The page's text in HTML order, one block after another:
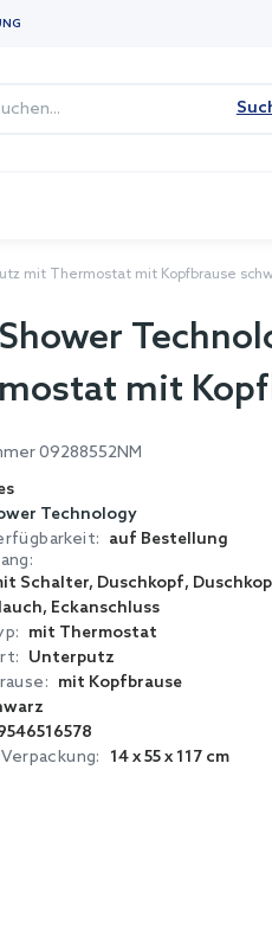
mit Thermostat mit Kopfbrause
mit
09288552NM
Technology
auf Bestellung
Schalter, Duschkopf,
Eckanschluss
mit Thermostat
Unterputz
mit Kopfbrause
14 x 55 x 117 cm